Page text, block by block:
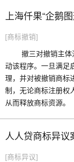
上海仟果“企鹅
[商标撤销]
撤三对撤销主
动该程序。一旦满足
理，并对被撤销商标
制，无论商标注册权
从而释放商标资源。
人人贷商标异议
[商标异议]